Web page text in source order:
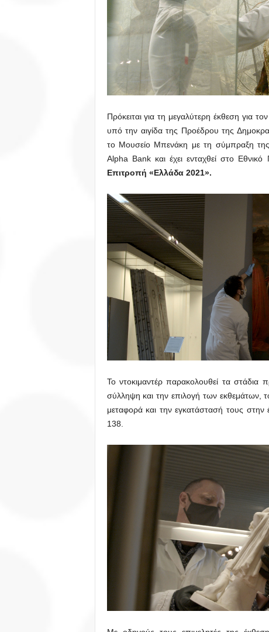
Πρόκειται για τη μεγαλύτερη έκθεση για
υπό την αιγίδα της Προέδρου της
το Μουσείο Μπενάκη με τη σύμπραξη
Alpha Bank και έχει ενταχθεί στο
Επιτροπή «Ελλάδα 2021».
Το ντοκιμαντέρ παρακολουθεί τα στάδια
σύλληψη και την επιλογή των εκθεμάτων,
μεταφορά και την εγκατάστασή τους
138.